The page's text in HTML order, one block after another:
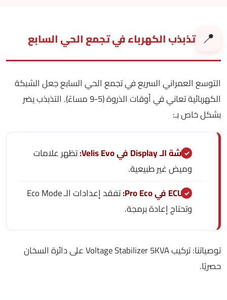
📍 تذبذب الكهرباء في تجمع الحي السابع
التوسع العمراني السريع في تجمع الحي السابع جعل الشبكة
الكهربائية تعاني في أوقات الذروة (5-9 مساءً). التذبذب يضر
بشكل خاص بـ:
شاشة الـ Display في Velis Evo:
تظهر علامات
وميض غير طبيعية.
الـ ECU في Pro Eco:
تفقد إعدادات الـ Eco Mode
وتحتاج إعادة برمجة.
توصياتنا: تركيب Voltage Stabilizer 5KVA على دائرة السخان
حصريًا.